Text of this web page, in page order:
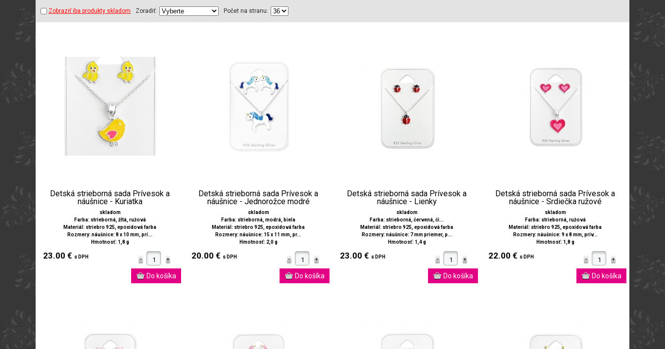
Zobraziť iba produkty skladom Zoradiť: Počet na stranu:
Detská strieborná sada Prívesok a
náušnice - Kuriatka
skladom
Farba: strieborná, žltá, ružová
Materiál: striebro 925, epoxidová farba
Rozmery: náušnice: 8 x 10 mm, prí...
Hmotnosť: 1,8 g
23.00 € s DPH
Detská strieborná sada Prívesok a
náušnice - Jednorožce modré
skladom
Farba: strieborná, modrá, biela
Materiál: striebro 925, epoxidová farba
Rozmery: náušnice: 15 x 11 mm, pr...
Hmotnosť: 2,0 g
20.00 € s DPH
Detská strieborná sada Prívesok a
náušnice - Lienky
skladom
Farba: strieborná, červená, či...
Materiál: striebro 925, epoxidová farba
Rozmery: náušnice: 7 mm priemer, p...
Hmotnosť: 1,4 g
23.00 € s DPH
Detská strieborná sada Prívesok a
náušnice - Srdiečka ružové
skladom
Farba: strieborná, ružová
Materiál: striebro 925, epoxidová farba
Rozmery: náušnice: 9 x 8 mm, prív...
Hmotnosť: 1,8 g
22.00 € s DPH